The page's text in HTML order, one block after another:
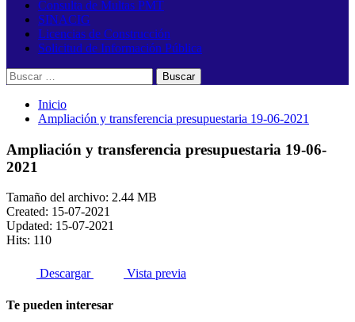
Consulta de Multas PMT
SINACIG
Licencias de Construcción
Solicitud de Información Pública
Buscar:
Inicio
Ampliación y transferencia presupuestaria 19-06-2021
Ampliación y transferencia presupuestaria 19-06-
2021
Tamaño del archivo: 2.44 MB
Created: 15-07-2021
Updated: 15-07-2021
Hits: 110
Descargar Vista previa
Te pueden interesar